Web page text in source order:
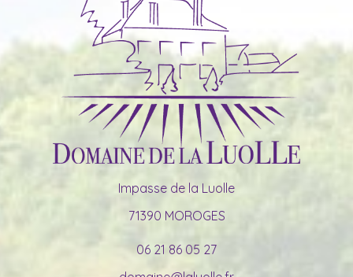
Impasse de la Luolle
71390 MOROGES
06 21 86 05 27